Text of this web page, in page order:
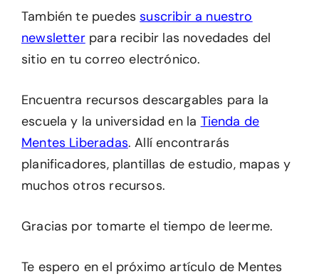
También te puedessuscribir a nuestro
newsletterpara recibir las novedades del
sitio en tu correo electrónico.
Encuentra recursos descargables para la
escuela y la universidad en la Tienda de
Mentes Liberadas. Allí encontrarás
planificadores, plantillas de estudio, mapas y
muchos otros recursos.
Gracias por tomarte el tiempo de leerme.
Te espero en el próximo artículo de Mentes